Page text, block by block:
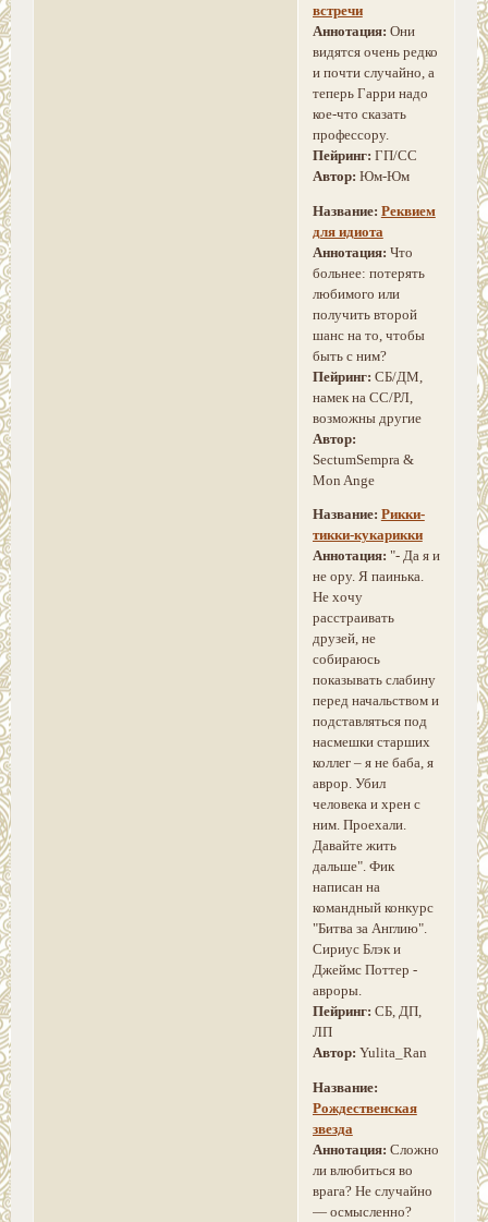
встречи
Аннотация: Они
видятся очень редко
и почти случайно, а
теперь Гарри надо
кое-что сказать
профессору.
Пейринг: ГП/СС
Автор: Юм-Юм
Название: Реквием
для идиота
Аннотация: Что
больнее: потерять
любимого или
получить второй
шанс на то, чтобы
быть с ним?
Пейринг: СБ/ДМ,
намек на СС/РЛ,
возможны другие
Автор:
SectumSempra &
Mon Ange
Название: Рикки-
тикки-кукарикки
Аннотация: "- Да я и
не ору. Я паинька.
Не хочу
расстраивать
друзей, не
собираюсь
показывать слабину
перед начальством и
подставляться под
насмешки старших
коллег – я не баба, я
аврор. Убил
человека и хрен с
ним. Проехали.
Давайте жить
дальше". Фик
написан на
командный конкурс
"Битва за Англию".
Сириус Блэк и
Джеймс Поттер -
авроры.
Пейринг: СБ, ДП,
ЛП
Автор: Yulita_Ran
Название:
Рождественская
звезда
Аннотация: Сложно
ли влюбиться во
врага? Не случайно
— осмысленно?